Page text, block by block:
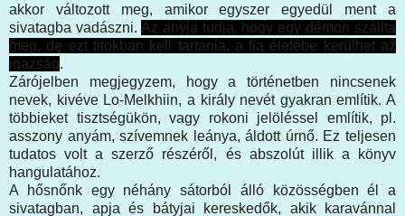
akkor változott meg, amikor egyszer egyedül ment a
sivatagba vadászni. Az anyja tudja, hogy egy démon szállta
meg, de ezt titokban kell tartania, a fia életébe kerülhet az
igazság.
Zárójelben megjegyzem, hogy a történetben nincsenek
nevek, kivéve Lo-Melkhiin, a király nevét gyakran említik. A
többieket tisztségükön, vagy rokoni jelöléssel említik, pl.
asszony anyám, szívemnek leánya, áldott úrnő. Ez teljesen
tudatos volt a szerző részéről, és abszolút illik a könyv
hangulatához.
A hősnőnk egy néhány sátorból álló közösségben él a
sivatagban, apja és bátyjai kereskedők, akik karavánnal